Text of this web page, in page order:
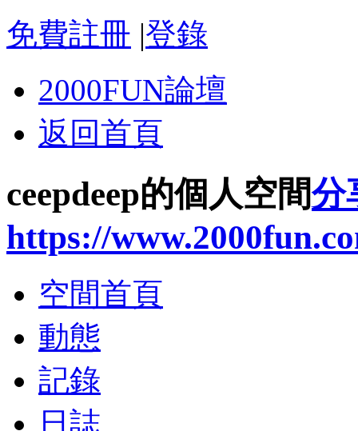
免費註冊 |登錄
2000FUN論壇
返回首頁
ceepdeep的個人空間分
https://
空間首頁
動態
記錄
日誌